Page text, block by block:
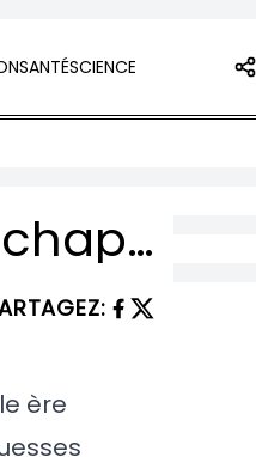
SANTÉSCIENCE
Mission d’exploration lunaire : le nouveau chapitre incroyable de l’humanité
:
ère